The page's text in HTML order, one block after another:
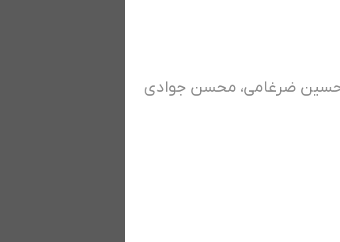
حسین ضرغامی، محسن جوادی